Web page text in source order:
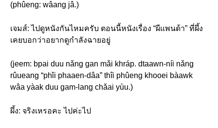
(phûeng: wâang jâ.)
เจมส์: ไปดูหนังกันไหมครับ ตอนนี้หนังเรื่อง “ผีแพนด้า” ที่ผึ้ง
เคยบอกว่าอยากดูกำลังฉายอยู่
(jeem: bpai duu nǎng gan mǎi khráp. dtaawn-níi nǎng
rûueang “phǐi phaaen-dâa” thîi phûeng khooei bàawk
wâa yàak duu gam-lang chǎai yùu.)
ผึ้ง: จริงเหรอคะ ไปค่ะไป